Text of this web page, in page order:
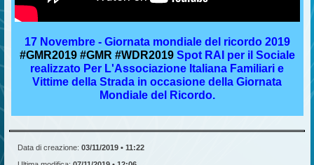
17 Novembre - Giornata mondiale del ricordo 2019
#GMR2019 #GMR #WDR2019Spot RAI per il Sociale
realizzato Per L'Associazione Italiana Familiari e
Vittime della Strada in occasione della Giornata
Mondiale del Ricordo.
Data di creazione: 03/11/2019 • 11:22